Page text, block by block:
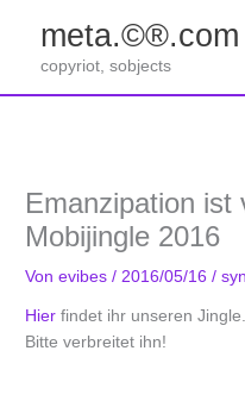
springen
meta.©®.com
copyriot, sobjects
Emanzipation ist
Mobijingle 2016
Vonevibes/ 2016/05/16/
Hier findet ihr unseren Jingle.
Bitte verbreitet ihn!